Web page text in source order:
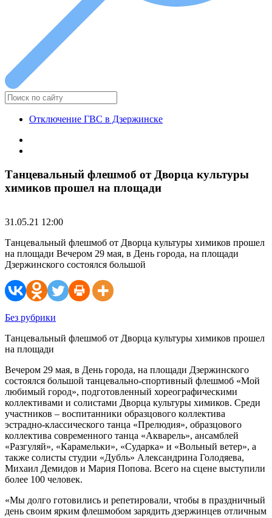
Отключение ГВС в Дзержинске
Танцевальный флешмоб от Дворца культуры
химиков прошел на площади
31.05.21 12:00
Танцевальный флешмоб от Дворца культуры химиков прошел
на площади Вечером 29 мая, в День города, на площади
Дзержинского состоялся большой
Без рубрики
Танцевальный флешмоб от Дворца культуры химиков прошел
на площади
Вечером 29 мая, в День города, на площади Дзержинского
состоялся большой танцевально-спортивный флешмоб «Мой
любимый город», подготовленный хореографическими
коллективами и солистами Дворца культуры химиков. Среди
участников – воспитанники образцового коллектива
эстрадно-классического танца «Прелюдия», образцового
коллектива современного танца «Акварель», ансамблей
«Разгуляй», «Карамельки», «Сударка» и «Вольный ветер», а
также солисты студии «Дубль» Александрина Голодяева,
Михаил Демидов и Мария Попова. Всего на сцене выступили
более 100 человек.
«Мы долго готовились и репетировали, чтобы в праздничный
день своим ярким флешмобом зарядить дзержинцев отличным